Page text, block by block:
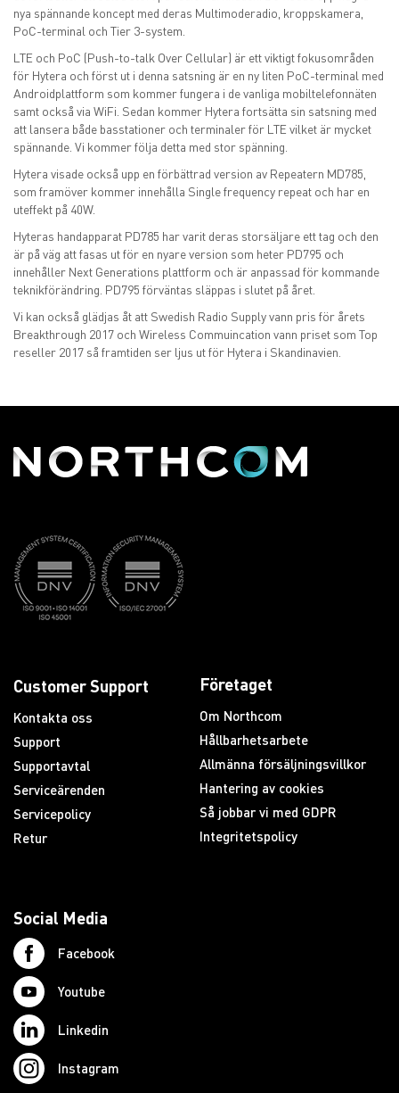
nya spännande koncept med deras Multimoderadio, kroppskamera,
PoC-terminal och Tier 3-system.
LTE och PoC (Push-to-talk Over Cellular) är ett viktigt fokusområden
för Hytera och först ut i denna satsning är en ny liten PoC-terminal med
Androidplattform som kommer fungera i de vanliga mobiltelefonnäten
samt också via WiFi. Sedan kommer Hytera fortsätta sin satsning med
att lansera både basstationer och terminaler för LTE vilket är mycket
spännande. Vi kommer följa detta med stor spänning.
Hytera visade också upp en förbättrad version av Repeatern MD785,
som framöver kommer innehålla Single frequency repeat och har en
uteffekt på 40W.
Hyteras handapparat PD785 har varit deras storsäljare ett tag och den
är på väg att fasas ut för en nyare version som heter PD795 och
innehåller Next Generations plattform och är anpassad för kommande
teknikförändring. PD795 förväntas släppas i slutet på året.
Vi kan också glädjas åt att Swedish Radio Supply vann pris för årets
Breakthrough 2017 och Wireless Commuincation vann priset som Top
reseller 2017 så framtiden ser ljus ut för Hytera i Skandinavien.
Customer Support
Kontakta oss
Support
Supportavtal
Serviceärenden
Servicepolicy
Retur
Företaget
Om Northcom
Hållbarhetsarbete
Allmänna försäljningsvillkor
Hantering av cookies
Så jobbar vi med GDPR
Integritetspolicy
Social Media
Facebook
Youtube
Linkedin
Instagram